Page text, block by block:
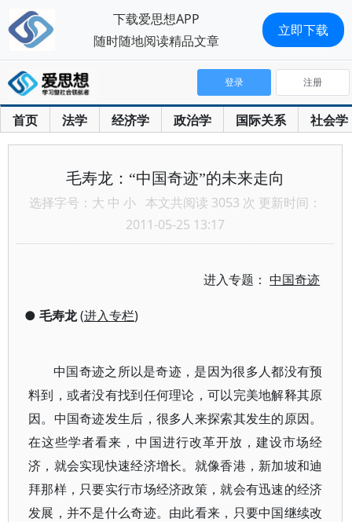
首页 法学 经济学 政治学 国际关系 社会学
登录 注册
毛寿龙：“中国奇迹”的未来走向
选择字号： 大 中 小 本文共阅读 3053 次 更新时间：
2011-05-25 13:17
进入专题：中国奇迹
● 毛寿龙(进入专栏)
中国奇迹之所以是奇迹，是因为很多人都没有预
料到，或者没有找到任何理论，可以完美地解释其原
因。中国奇迹发生后，很多人来探索其发生的原因。
在这些学者看来，中国进行改革开放，建设市场经
济，就会实现快速经济增长。就像香港，新加坡和迪
拜那样，只要实行市场经济政策，就会有迅速的经济
发展，并不是什么奇迹。由此看来，只要中国继续改
下载爱思想APP
随时随地阅读精品文章
立即下载